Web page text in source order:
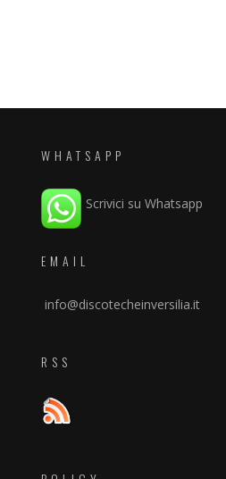
WHATSAPP
Scrivici su Whatsapp
EMAIL
info@discotecheinversilia.it
RSS